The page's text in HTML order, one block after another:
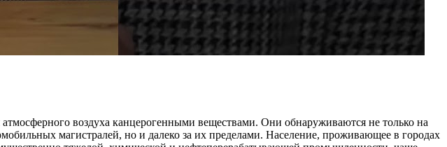
воздуха канцерогенными веществами. Они обнаруживаются не только на
магистралей, но и далеко за их пределами. Население, проживающее в городах